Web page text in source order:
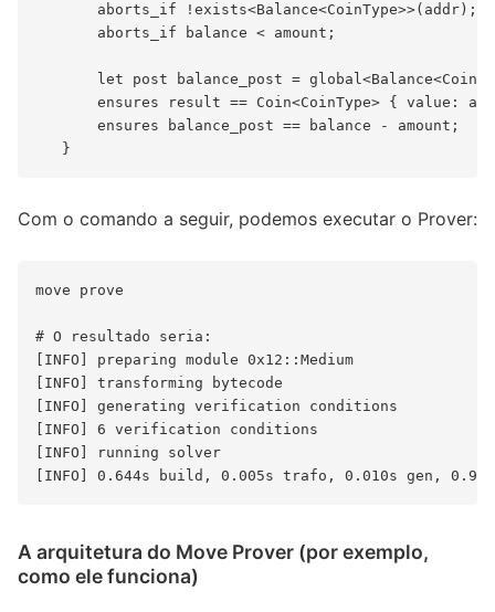
       aborts_if !exists<Balance<CoinType>>(addr);
       aborts_if balance < amount;
let post balance_post =
ensures result == Coin<CoinType> { value:
       ensures balance_post == balance - amount;
Com o comando a seguir, podemos executar o Prover:
move prove
# O resultado seria:
[INFO] preparing module 0x12::Medium
[INFO] transforming bytecode
[INFO] generating verification conditions
[INFO] 6 verification conditions
[INFO] running solver
A arquitetura do Move Prover (por exemplo,
como ele funciona)